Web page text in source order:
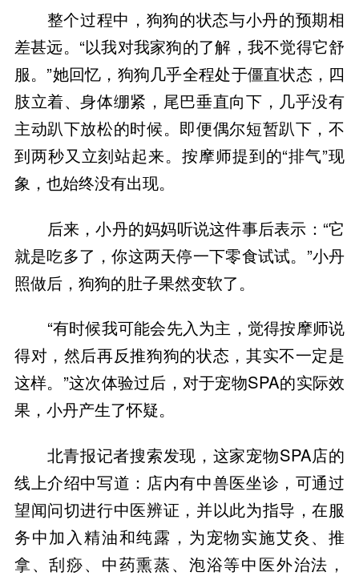
整个过程中，狗狗的状态与小丹的预期相
差甚远。“以我对我家狗的了解，我不觉得它舒
服。”她回忆，狗狗几乎全程处于僵直状态，四
肢立着、身体绷紧，尾巴垂直向下，几乎没有
主动趴下放松的时候。即便偶尔短暂趴下，不
到两秒又立刻站起来。按摩师提到的“排气”现
象，也始终没有出现。
后来，小丹的妈妈听说这件事后表示：“它
就是吃多了，你这两天停一下零食试试。”小丹
照做后，狗狗的肚子果然变软了。
“有时候我可能会先入为主，觉得按摩师说
得对，然后再反推狗狗的状态，其实不一定是
这样。”这次体验过后，对于宠物SPA的实际效
果，小丹产生了怀疑。
北青报记者搜索发现，这家宠物SPA店的
线上介绍中写道：店内有中兽医坐诊，可通过
望闻问切进行中医辨证，并以此为指导，在服
务中加入精油和纯露，为宠物实施艾灸、推
拿、刮痧、中药熏蒸、泡浴等中医外治法，